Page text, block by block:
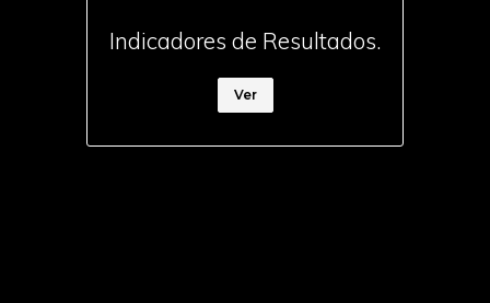
Indicadores de Resultados.
Ver